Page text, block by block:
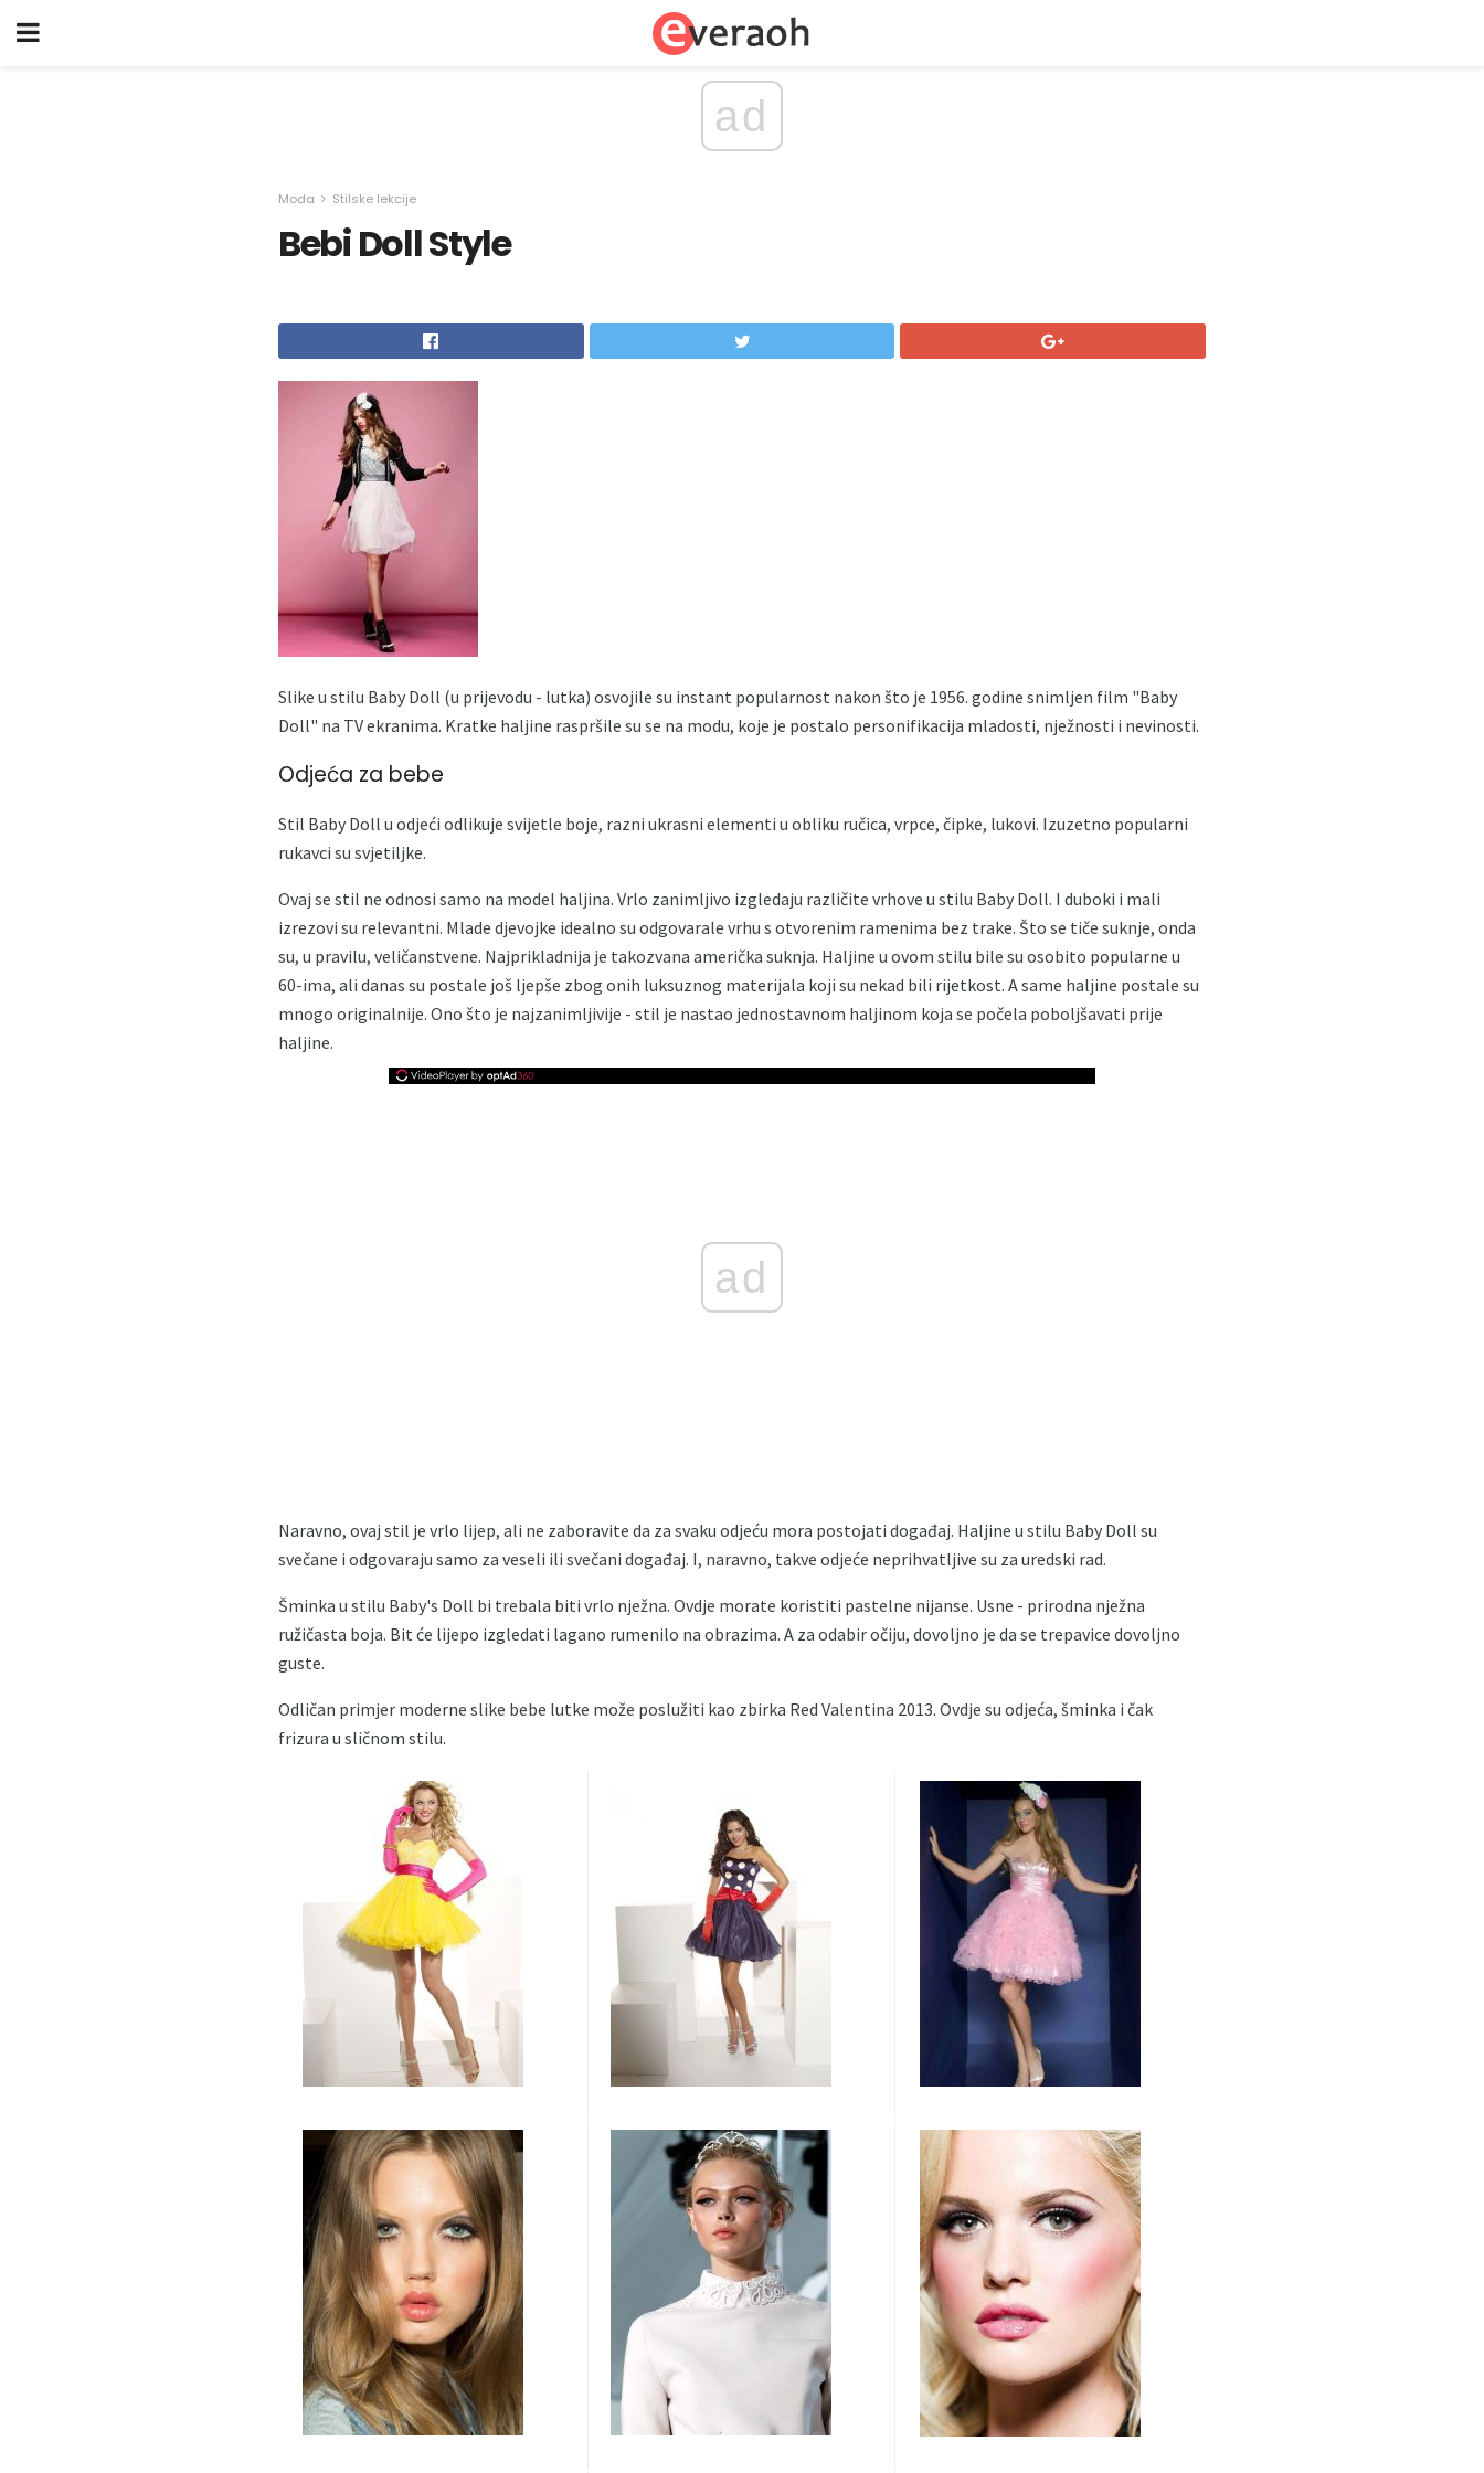
ad
Moda Stilske lekcije
Bebi Doll Style
Slike u stilu Baby Doll (u prijevodu - lutka) osvojile su instant popularnost nakon što je 1956. godine snimljen film "Baby
Doll" na TV ekranima. Kratke haljine raspršile su se na modu, koje je postalo personifikacija mladosti, nježnosti i nevinosti.
Odjeća za bebe
Stil Baby Doll u odjeći odlikuje svijetle boje, razni ukrasni elementi u obliku ručica, vrpce, čipke, lukovi. Izuzetno popularni
rukavci su svjetiljke.
Ovaj se stil ne odnosi samo na model haljina. Vrlo zanimljivo izgledaju različite vrhove u stilu Baby Doll. I duboki i mali
izrezovi su relevantni. Mlade djevojke idealno su odgovarale vrhu s otvorenim ramenima bez trake. Što se tiče suknje, onda
su, u pravilu, veličanstvene. Najprikladnija je takozvana američka suknja. Haljine u ovom stilu bile su osobito popularne u
60-ima, ali danas su postale još ljepše zbog onih luksuznog materijala koji su nekad bili rijetkost. A same haljine postale su
mnogo originalnije. Ono što je najzanimljivije - stil je nastao jednostavnom haljinom koja se počela poboljšavati prije
haljine.
ad
Naravno, ovaj stil je vrlo lijep, ali ne zaboravite da za svaku odjeću mora postojati događaj. Haljine u stilu Baby Doll su
svečane i odgovaraju samo za veseli ili svečani događaj. I, naravno, takve odjeće neprihvatljive su za uredski rad.
Šminka u stilu Baby's Doll bi trebala biti vrlo nježna. Ovdje morate koristiti pastelne nijanse. Usne - prirodna nježna
ružičasta boja. Bit će lijepo izgledati lagano rumenilo na obrazima. A za odabir očiju, dovoljno je da se trepavice dovoljno
guste.
Odličan primjer moderne slike bebe lutke može poslužiti kao zbirka Red Valentina 2013. Ovdje su odjeća, šminka i čak
frizura u sličnom stilu.